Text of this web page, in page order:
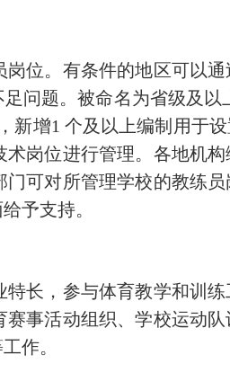
。有条件的地区可以通
问题。被命名为省级及
新增1 个及以上编制用于
岗位进行管理。各地机
可对所管理学校的教练
予支持。
，参与体育教学和训练
事活动组织、学校运动
工作。